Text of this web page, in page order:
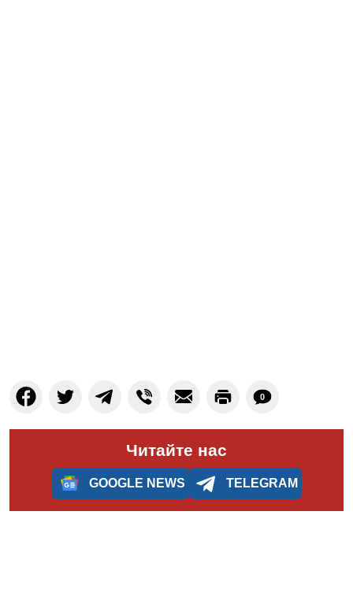
0
Читайте нас
GOOGLE NEWS TELEGRAM